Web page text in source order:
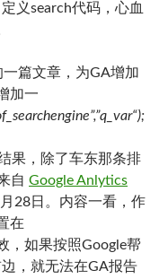
义search代码，心血
一篇文章，为GA增加
加一
“);
果，除了车东那条排
自 Google Anlytics
28日。内容一看，作
在
，如果按照Google帮
，就无法在GA报告